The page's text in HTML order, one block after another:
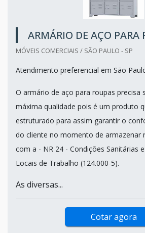
ARMÁRIO DE AÇO PARA
MÓVEIS COMERCIAIS / SÃO PAULO - SP
Atendimento preferencial em São
O armário de aço para roupas precisa
máxima qualidade pois é um produto
estruturado para assim garantir o
do cliente no momento de armazenar
com a - NR 24 - Condições Sanitárias
Locais de Trabalho (124.000-5).
As diversas...
Cotar agora